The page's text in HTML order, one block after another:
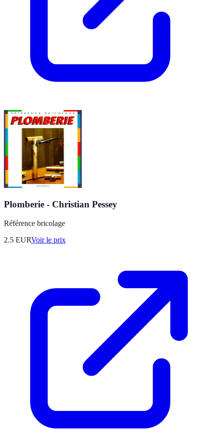
Plomberie - Christian Pessey
Référence bricolage
2.5 EURVoir le prix